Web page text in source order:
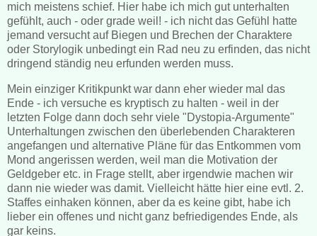
mich meistens schief. Hier habe ich mich gut unterhalten
gefühlt, auch - oder grade weil! - ich nicht das Gefühl hatte
jemand versucht auf Biegen und Brechen der Charaktere
oder Storylogik unbedingt ein Rad neu zu erfinden, das nicht
dringend ständig neu erfunden werden muss.
Mein einziger Kritikpunkt war dann eher wieder mal das
Ende - ich versuche es kryptisch zu halten - weil in der
letzten Folge dann doch sehr viele "Dystopia-Argumente"
Unterhaltungen zwischen den überlebenden Charakteren
angefangen und alternative Pläne für das Entkommen vom
Mond angerissen werden, weil man die Motivation der
Geldgeber etc. in Frage stellt, aber irgendwie machen wir
dann nie wieder was damit. Vielleicht hätte hier eine evtl. 2.
Staffes einhaken können, aber da es keine gibt, habe ich
lieber ein offenes und nicht ganz befriedigendes Ende, als
gar keins.